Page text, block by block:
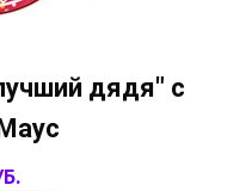
дядя" с